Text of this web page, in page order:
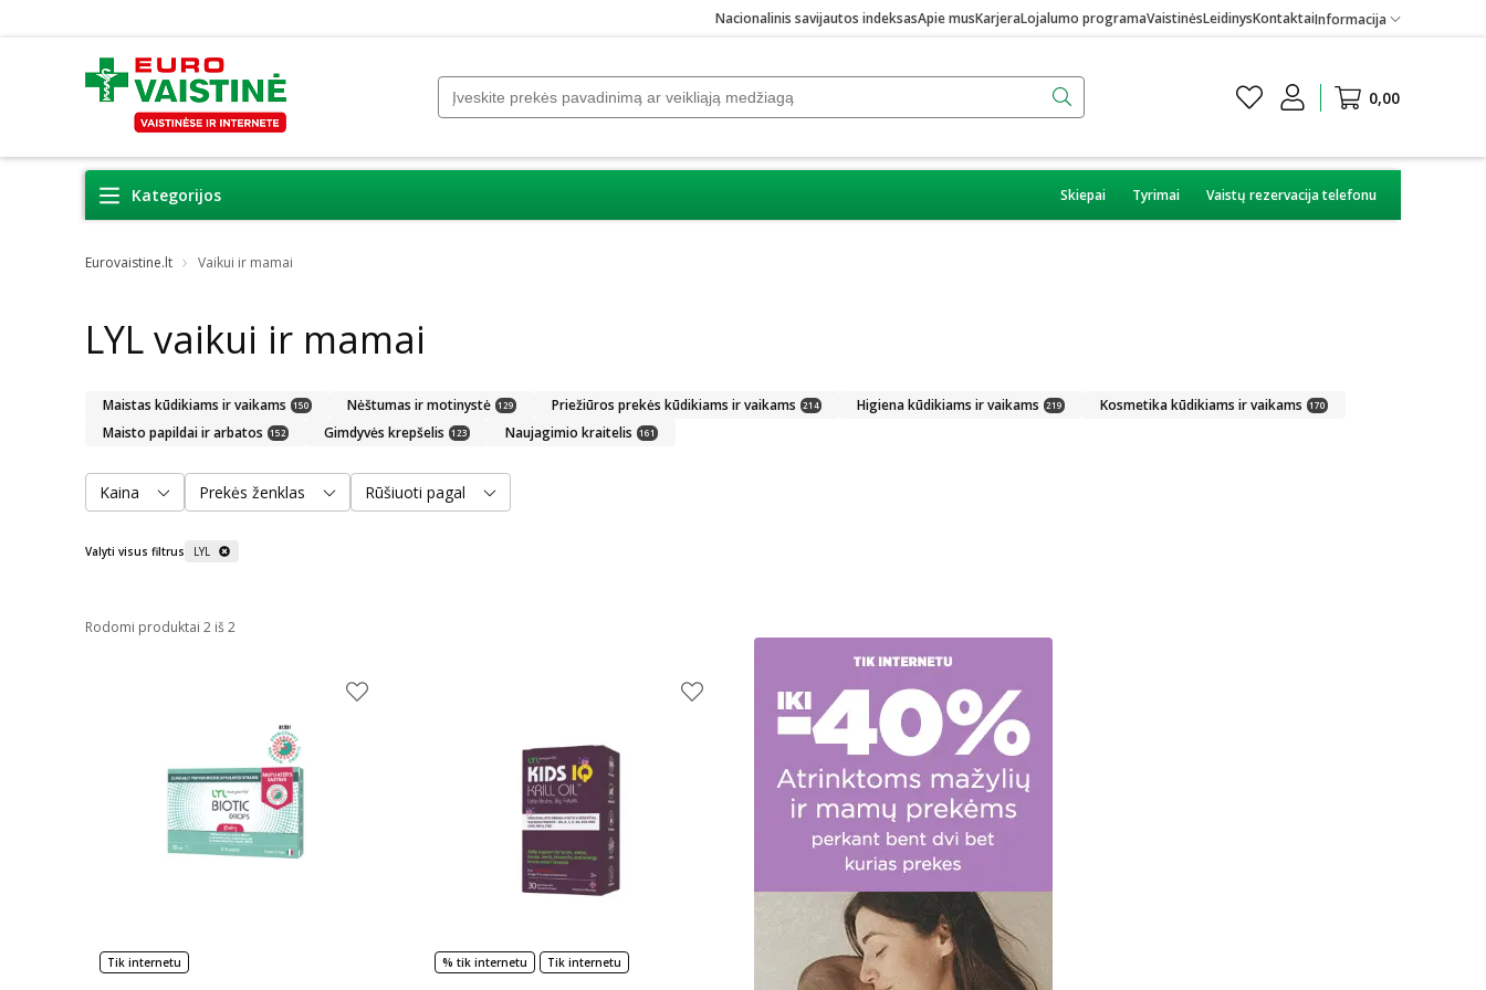
Nacionalinis savijautos indeksasApie musKarjeraLojalumo programaVaistinėsLeidinysKontaktaiInformacija
0,00
Kategorijos Skiepai Tyrimai Vaistų rezervacija telefonu
Eurovaistine.lt Vaikui ir mamai
LYL vaikui ir mamai
Maistas kūdikiams ir vaikams 150 Nėštumas ir motinystė 129 Priežiūros prekės kūdikiams ir vaikams 214 Higiena kūdikiams ir vaikams 219 Kosmetika kūdikiams ir vaikams 170
Maisto papildai ir arbatos 152 Gimdyvės krepšelis 123 Naujagimio kraitelis 161
Kaina Prekės ženklas Rūšiuoti pagal
Valyti visus filtrus LYL
Rodomi produktai 2 iš 2
Tik internetu % tik internetu Tik internetu